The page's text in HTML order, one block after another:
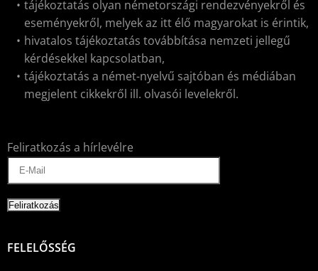
tájékoztatás olyan németországi rendezvényekről és
eseményekről, melyek az itt élő magyarokat is érintik,
hivatalos tájékoztatás továbbítása nemzeti jellegű
kérdésekkel kapcsolatban,
tájékoztatás a német-nyelvű sajtóban és médiában
megjelent cikkekről ill. olvasói levelekről.
Feliratkozás a hírlevélre
FELELŐSSÉG